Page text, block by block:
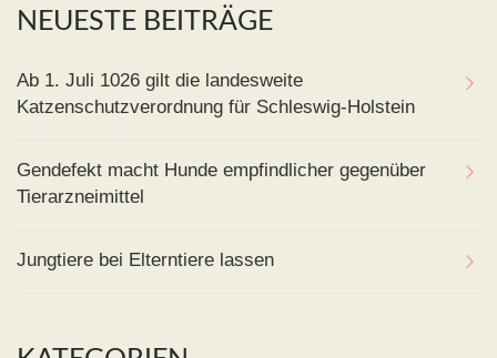
NEUESTE BEITRÄGE
Ab 1. Juli 1026 gilt die landesweite
Katzenschutzverordnung für Schleswig-Holstein
Gendefekt macht Hunde empfindlicher gegenüber
Tierarzneimittel
Jungtiere bei Elterntiere lassen